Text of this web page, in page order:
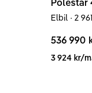
Elbil · 2
536 990
3 924 kr/